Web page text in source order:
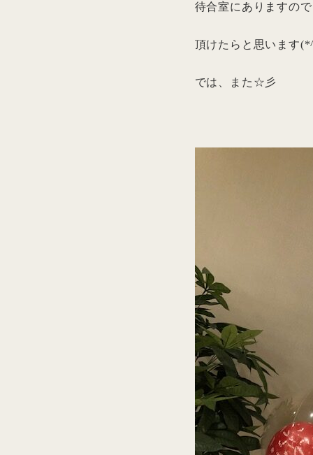
待合室にありますの
頂けたらと思います
では、また☆彡